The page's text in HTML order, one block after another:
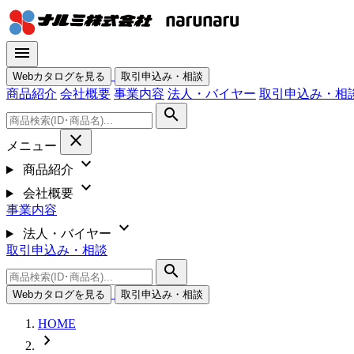
menu
Webカタログを見る 取引申込み・相談
商品紹介 会社概要 事業内容 法人・バイヤー 取引申込み・相
search
メニュー close
商品紹介 expand_more
会社概要 expand_more
事業内容
法人・バイヤー
expand_more
取引申込み・相談
search
Webカタログを見る 取引申込み・相談
HOME
chevron_right